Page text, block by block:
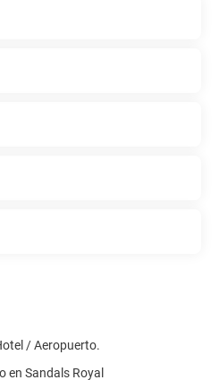
/ Aeropuerto.
en Sandals Royal